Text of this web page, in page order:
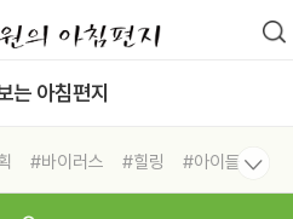
는 아침편지
#바이러스 #힐링
#아이들